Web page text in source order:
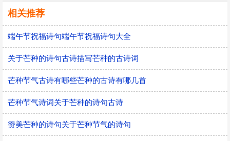
相关推荐
端午节祝福诗句端午节祝福诗句大全
关于芒种的诗句古诗描写芒种的古诗词
芒种节气古诗有哪些芒种的古诗有哪几首
芒种节气诗词关于芒种的诗句古诗
赞美芒种的诗句关于芒种节气的诗句